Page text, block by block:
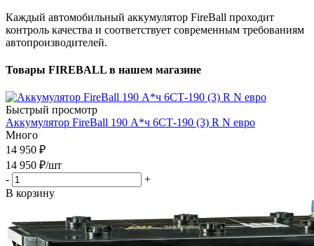
Каждый автомобильный аккумулятор FireBall проходит
контроль качества и соответствует современным требованиям
автопроизводителей.
Товары FIREBALL в нашем магазине
Быстрый просмотр
Аккумулятор FireBall 190 А*ч 6СТ-190 (3) R N евро
Много
14 950 ₽
14 950 ₽/шт
-
+
В корзину